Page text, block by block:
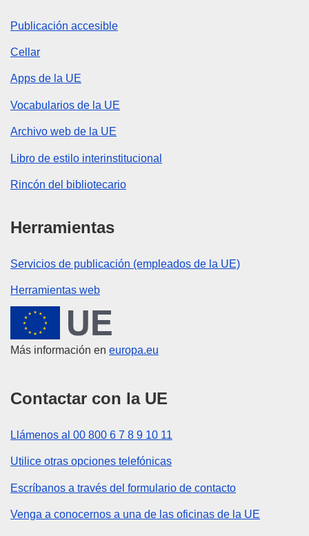
Publicación accesible
Cellar
Apps de la UE
Vocabularios de la UE
Archivo web de la UE
Libro de estilo interinstitucional
Rincón del bibliotecario
Herramientas
Servicios de publicación (empleados de la UE)
Herramientas web
Unión Europea
Más información en europa.eu
Contactar con la UE
Llámenos al 00 800 6 7 8 9 10 11
Utilice otras opciones telefónicas
Escríbanos a través del formulario de contacto
Venga a conocernos a una de las oficinas de la UE